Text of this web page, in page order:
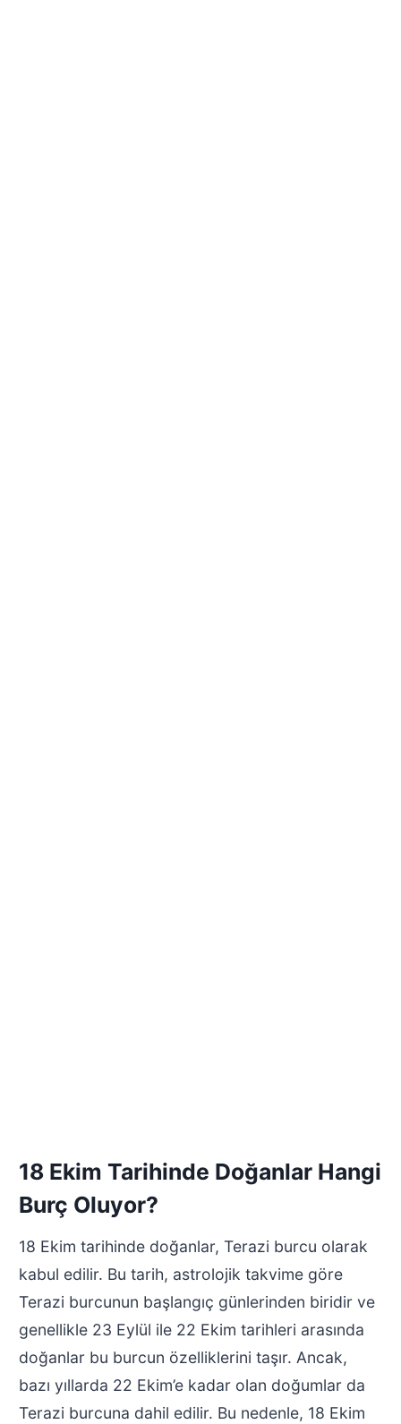
18 Ekim Tarihinde Doğanlar Hangi
Burç Oluyor?
18 Ekim tarihinde doğanlar, Terazi burcu olarak
kabul edilir. Bu tarih, astrolojik takvime göre
Terazi burcunun başlangıç günlerinden biridir ve
genellikle 23 Eylül ile 22 Ekim tarihleri arasında
doğanlar bu burcun özelliklerini taşır. Ancak,
bazı yıllarda 22 Ekim’e kadar olan doğumlar da
Terazi burcuna dahil edilir. Bu nedenle, 18 Ekim